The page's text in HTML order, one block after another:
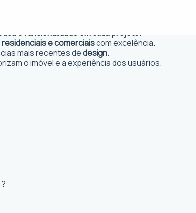
e funcionalidade em cada projeto.
residenciais e comerciaiscom excelência.
mais recentes dedesign.
o imóvel e a experiência dos usuários.